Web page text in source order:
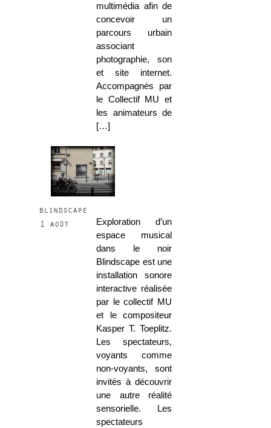
multimédia afin de
concevoir un
parcours urbain
associant
photographie, son
et site internet.
Accompagnés par
le Collectif MU et
les animateurs de
[…]
blindscape
1 août
Exploration d’un
espace musical
dans le noir
Blindscape est une
installation sonore
interactive réalisée
par le collectif MU
et le compositeur
Kasper T. Toeplitz.
Les spectateurs,
voyants comme
non-voyants, sont
invités à découvrir
une autre réalité
sensorielle. Les
spectateurs